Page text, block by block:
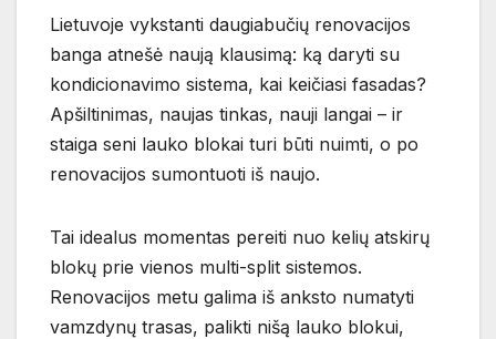
Lietuvoje vykstanti daugiabučių renovacijos
banga atnešė naują klausimą: ką daryti su
kondicionavimo sistema, kai keičiasi fasadas?
Apšiltinimas, naujas tinkas, nauji langai – ir
staiga seni lauko blokai turi būti nuimti, o po
renovacijos sumontuoti iš naujo.
Tai idealus momentas pereiti nuo kelių atskirų
blokų prie vienos multi-split sistemos.
Renovacijos metu galima iš anksto numatyti
vamzdynų trasas, palikti nišą lauko blokui,